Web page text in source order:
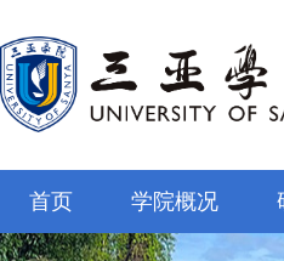
首页 学院概况